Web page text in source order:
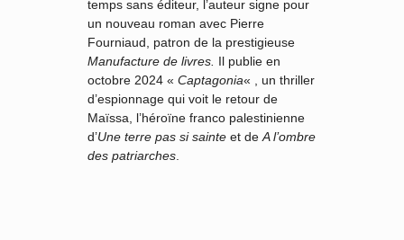
temps sans éditeur, l’auteur signe pour
un nouveau roman avec Pierre
Fourniaud, patron de la prestigieuse
Manufacture de livres. Il publie en
octobre 2024 « Captagonia« , un thriller
d’espionnage qui voit le retour de
Maïssa, l’héroïne franco palestinienne
d’Une terre pas si sainteet de A l’ombre
des patriarches.